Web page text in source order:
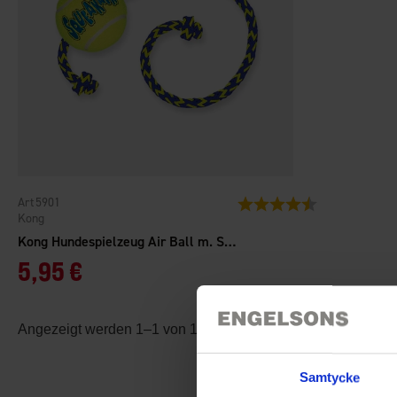
Samtycke
Kong Hundespielzeug Air Ball m. Seil Squeaker
Kong
5901
5,95 €
Bewertung:
Angezeigt werden 1–1 von 1 Produkten